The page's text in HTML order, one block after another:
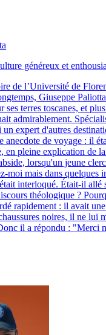
généreux et
de l’Université de
Giuseppe
ses terres toscanes, et
admirablement.
un expert d'autres
anecdote de voyage : il
en pleine explication de
lorsqu'un jeune
moi mais dans quelques
interloqué. Était-il allé
théologique ?
rapidement : il avait
noires, il ne lui
il a répondu : "Merci